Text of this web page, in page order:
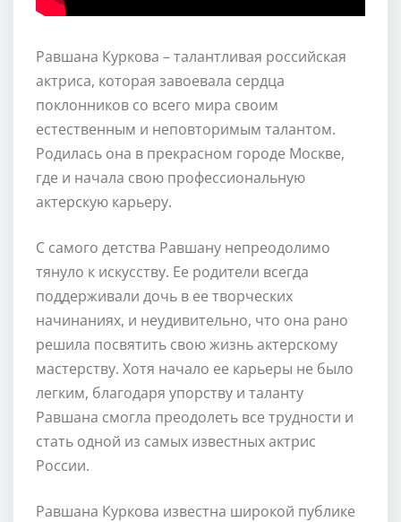
Равшана Куркова – талантливая российская
актриса, которая завоевала сердца
поклонников со всего мира своим
естественным и неповторимым талантом.
Родилась она в прекрасном городе Москве,
где и начала свою профессиональную
актерскую карьеру.
С самого детства Равшану непреодолимо
тянуло к искусству. Ее родители всегда
поддерживали дочь в ее творческих
начинаниях, и неудивительно, что она рано
решила посвятить свою жизнь актерскому
мастерству. Хотя начало ее карьеры не было
легким, благодаря упорству и таланту
Равшана смогла преодолеть все трудности и
стать одной из самых известных актрис
России.
Равшана Куркова известна широкой публике